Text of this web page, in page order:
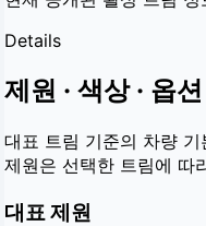
Details
제원 · 색상 · 옵션
대표 트림 기준의 차량
제원은 선택한 트림에 따
대표 제원